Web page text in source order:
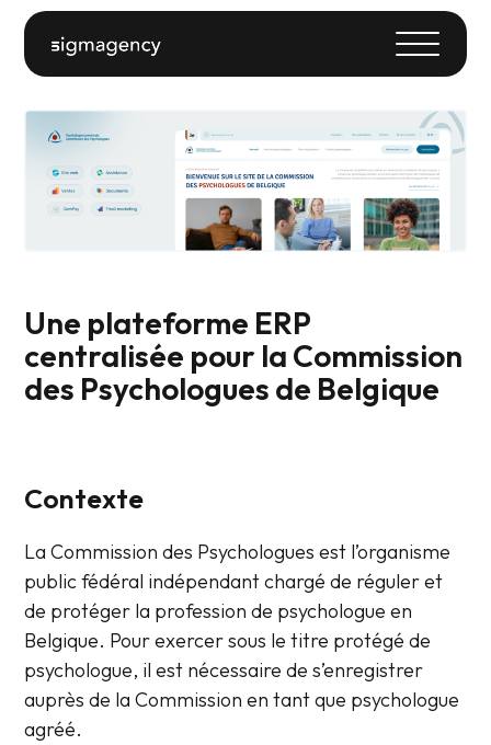
Une plateforme ERP
centralisée pour la Commission
des Psychologues de Belgique
Contexte
La Commission des Psychologues est l’organisme
public fédéral indépendant chargé de réguler et
de protéger la profession de psychologue en
Belgique. Pour exercer sous le titre protégé de
psychologue, il est nécessaire de s’enregistrer
auprès de la Commission en tant que psychologue
agréé.